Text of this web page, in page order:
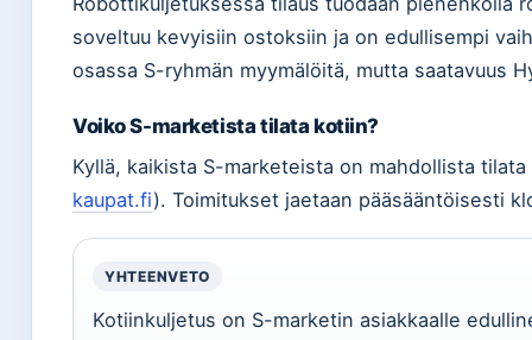
soveltuu kevyisiin ostoksiin ja on edullisempi
osassa S-ryhmän myymälöitä, mutta saatavuus
Voiko S-marketista tilata kotiin?
Kyllä, kaikista S-marketeista on mahdollista
kaupat.fi). Toimitukset jaetaan pääsääntöisesti
YHTEENVETO
Kotiinkuljetus on S-marketin asiakkaalle